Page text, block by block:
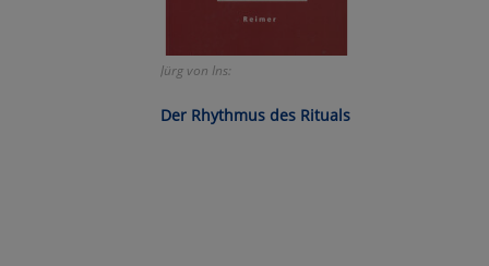
Jürg von Ins:
Der Rhythmus des Rituals